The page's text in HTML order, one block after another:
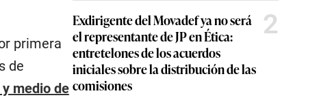
primera
de
medio de
Exdirigente del Movadef ya no será
el representante de JP en Ética:
entretelones de los acuerdos
iniciales sobre la distribución de las
comisiones
2